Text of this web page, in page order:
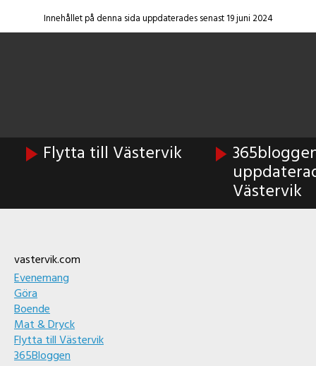
Innehållet på denna sida uppdaterades senast 19 juni 2024
Flytta till Västervik
Västervik
Footer
vastervik.com
Evenemang
Göra
Boende
Mat & Dryck
Flytta till Västervik
365Bloggen